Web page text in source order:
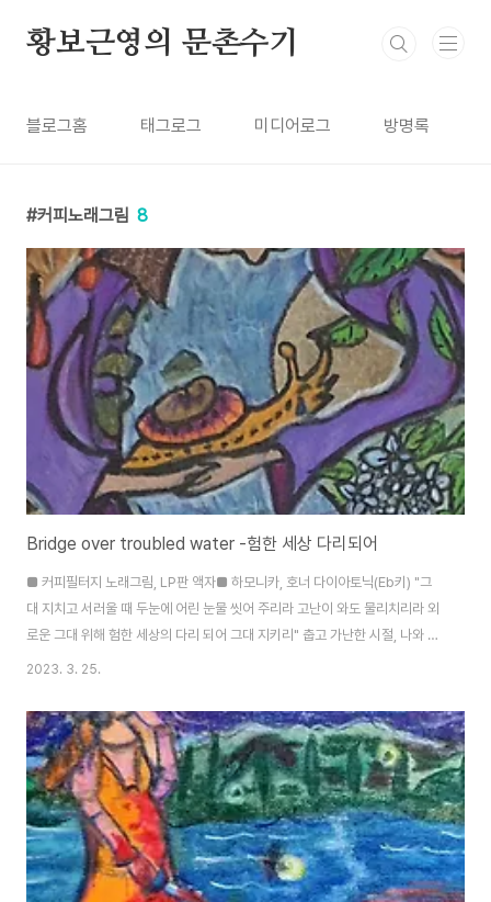
황보근영의 문촌수기
블로그홈 태그로그 미디어로그 방명록
커피노래그림 8
Bridge over troubled water -험한 세상 다리되어
■ 커피필터지 노래그림, LP판 액자■ 하모니카, 호너 다이아토닉(Eb키) "그
대 지치고 서러울 때 두눈에 어린 눈물 씻어 주리라 고난이 와도 물리치리라 외
로운 그대 위해 험한 세상의 다리 되어 그대 지키리" 춥고 가난한 시절, 나와 같
은 많은 청춘들에게 위로가 되었던 노래다. 서로 의지하고 손을 잡아주며 이렇
브 사이런스', '스카보로우 페어', '엘 콘돌 파사', '브리지 오브 트러블 워터' 원어
로 다 따라 부르지는 못해도 듬성하게 흥얼거리며 감상에 젖는다. 지금도 가장
애장하고 애청하는 LP앨범이 사이먼 앤 가펑클이다. 나이들어 다시 따라 부른
다.'사이몬 앤 가펑클'이라 하면 바로 이 노래, 'Bridge over tr..
2023. 3. 25.